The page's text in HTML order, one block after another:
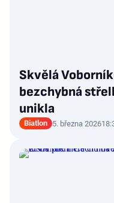
Skvělá
bezchybná
unikla
Biatlon 5. března 2026